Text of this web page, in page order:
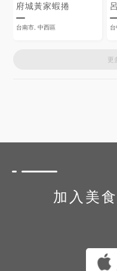
府城黃家蝦捲
台南市, 中西區
更
加入美